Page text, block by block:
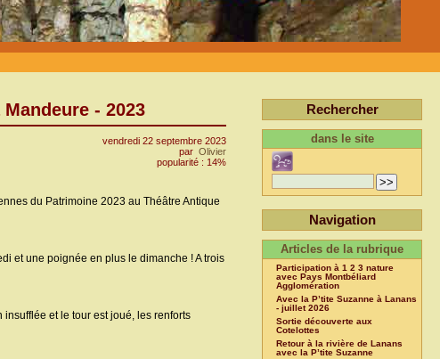
- 2023
vendredi 22 septembre 2023
par Olivier
popularité : 14%
du Patrimoine 2023 au Théâtre Antique
et une poignée en plus le dimanche ! A trois
et le tour est joué, les renforts
Rechercher
dans le site
Navigation
Articles de la rubrique
Participation à 1 2 3 nature
avec Pays Montbéliard
Agglomération
Avec la P’tite Suzanne à Lanans
- juillet 2026
Sortie découverte aux
Cotelottes
Retour à la rivière de Lanans
avec la P’tite Suzanne